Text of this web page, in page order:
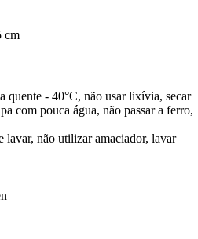
cm
quente - 40°C, não usar lixívia, secar
com pouca água, não passar a ferro,
lavar, não utilizar amaciador, lavar